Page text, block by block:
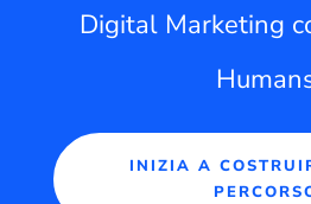
Digital Marketing
INIZIA A